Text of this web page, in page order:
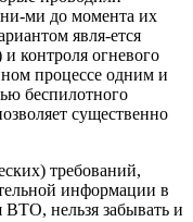
ни-ми до момента их
явля-ется
контроля огневого
процессе одним и
беспилотного
существенно
требований,
информации в
нельзя забывать и